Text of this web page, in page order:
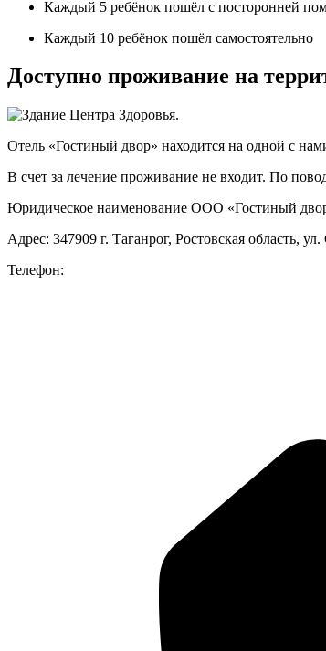
Каждый 5 ребёнок пошёл с посторонней
Каждый 10 ребёнок пошёл самостоятельно
Доступно проживание на
Отель «Гостиный двор» находится на одной с
В счет за лечение проживание не входит. По
Юридическое наименование ООО «Гостиный
Адрес: 347909 г. Таганрог, Ростовская область,
Телефон: